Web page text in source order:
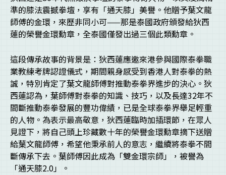
準的膝法震撼拳壇，享有「通天膝」美譽。他贈予葉文龍
師傅的金環，來歷非同小可——那是泰國政府頒發給狄西
蓮的榮譽金環勳章，全泰國僅發出過三個此類勳章。
這段傳承故事的背景是：狄西蓮應邀來港參與國際泰拳職
業教練考牌認證儀式，期間親身感受到香港人對泰拳的熱
誠，特別肯定了葉文龍師傅對推動泰拳界進步的決心。狄
西蓮認為，葉師傅對泰拳的知識、技巧，以及長達32年不
間斷推動泰拳發展的豐功偉績，已是全球泰拳界舉足輕重
的人物。為表示最高敬意，狄西蓮臨時加插環節，在眾人
見證下，將自己頭上珍藏數十年的榮譽金環勳章摘下送贈
給葉文龍師傅，希望他秉承前人的意志，繼續將泰拳不間
斷傳承下去。葉師傅因此成為「雙金環宗師」，被譽為
「通天膝2.0」。